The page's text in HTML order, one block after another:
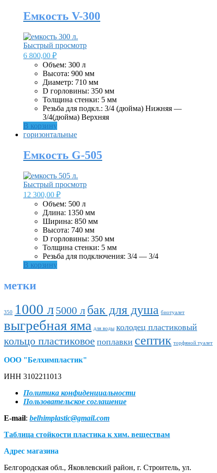
Емкость V-300
Быстрый просмотр
6 800,00 ₽
Объем: 300 л
Высота: 900 мм
Диаметр: 710 мм
D горловины: 350 мм
Толщина стенки: 5 мм
Резьба для подкл.: 3/4 (дюйма) Нижняя —
3/4(дюйма) Верхняя
В корзину
горизонтальные
Емкость G-505
Быстрый просмотр
12 300,00 ₽
Объем: 500 л
Длина: 1350 мм
Ширина: 850 мм
Высота: 740 мм
D горловины: 350 мм
Толщина стенки: 5 мм
Резьба для подключения: 3/4 — 3/4
В корзину
метки
350 1000 л 5000 л бак для душа биотуалет
выгребная яма для воды колодец пластиковый
кольцо пластиковое поплавки септик торфяной туалет
ООО "Белхимпластик"
ИНН 3102211013
Политика конфиденциальности
Пользовательское соглашение
E-mail: belhimplastic@gmail.com
Таблица стойкости пластика к хим. веществам
Адрес магазина
Белгородская обл., Яковлевский район, г. Строитель, ул.